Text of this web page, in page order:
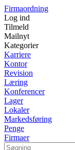
Firmaordning
Log ind
Tilmeld
Mailnyt
Kategorier
Karriere
Kontor
Revision
Læring
Konferencer
Lager
Lokaler
Markedsføring
Penge
Firmaer